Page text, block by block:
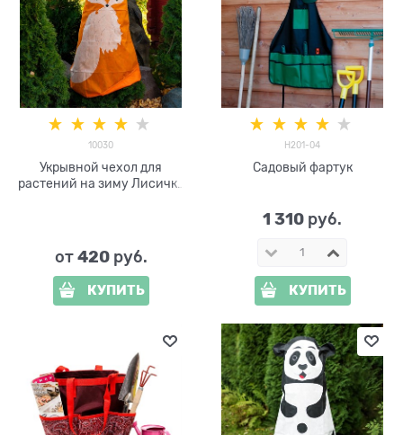
10030
Укрывной чехол для
растений на зиму Лисичка
от 420 руб.
КУПИТЬ
H201-04
Садовый фартук
1 310 руб.
КУПИТЬ